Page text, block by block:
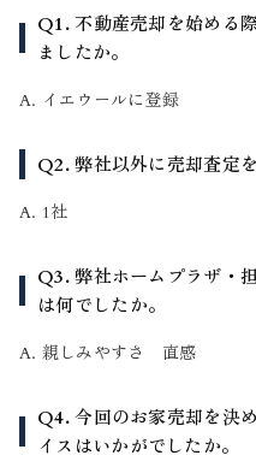
Q1. 不動産売却を始める
ましたか。
A. イエウールに登録
Q2. 弊社以外に売却査定
A. 1社
Q3. 弊社ホームプラザ・
は何でしたか。
A. 親しみやすさ 直感
Q4. 今回のお家売却を決
イスはいかがでしたか。